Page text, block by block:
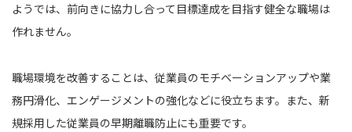
ようでは、前向きに協力し合って目標達成を目指す健全な職場は
作れません。
職場環境を改善することは、従業員のモチベーションアップや業
務円滑化、エンゲージメントの強化などに役立ちます。また、新
規採用した従業員の早期離職防止にも重要です。